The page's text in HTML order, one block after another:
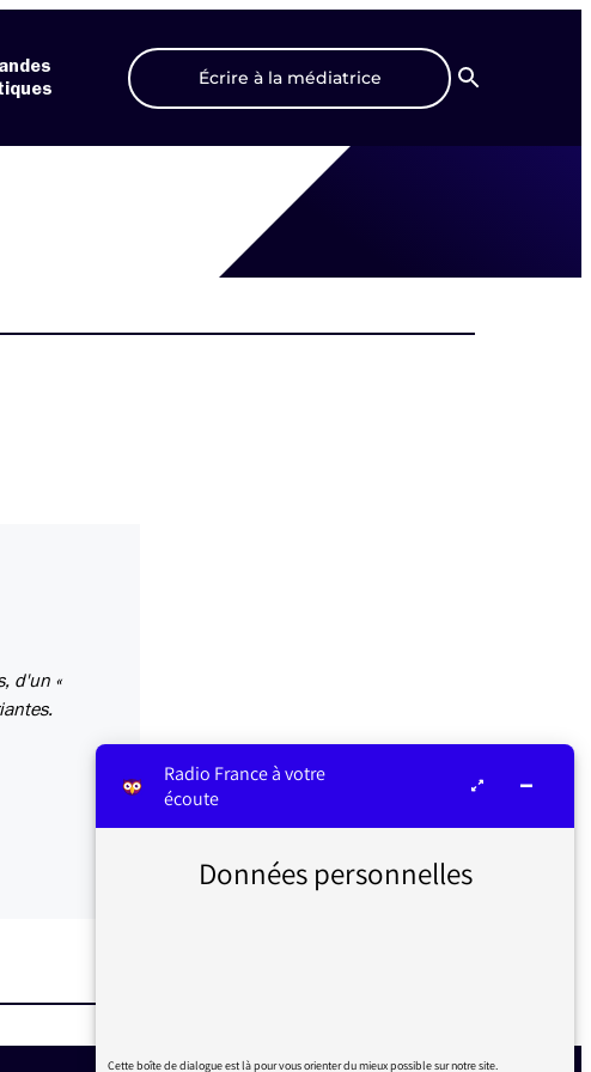
Écrire à la médiatrice
Recherche
d'un «
Radio France à votre
écoute
Données personnelles
Cette boîte de dialogue est là pour vous orienter du mieux possible sur notre site.